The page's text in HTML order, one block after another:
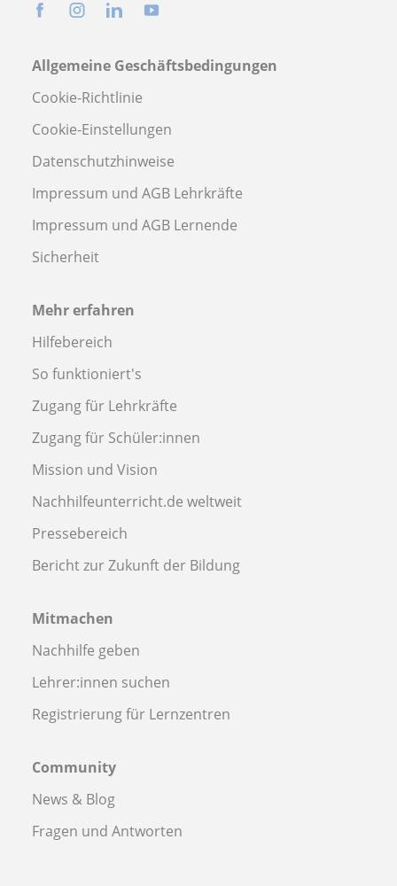
Allgemeine Geschäftsbedingungen
Cookie-Richtlinie
Cookie-Einstellungen
Datenschutzhinweise
Impressum und AGB Lehrkräfte
Impressum und AGB Lernende
Sicherheit
Mehr erfahren
Hilfebereich
So funktioniert's
Zugang für Lehrkräfte
Zugang für Schüler:innen
Mission und Vision
Nachhilfeunterricht.de weltweit
Pressebereich
Bericht zur Zukunft der Bildung
Mitmachen
Nachhilfe geben
Lehrer:innen suchen
Registrierung für Lernzentren
Community
News & Blog
Fragen und Antworten